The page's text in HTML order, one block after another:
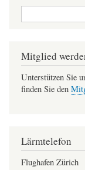
Suche
Mitglied
Unterstützen Sie
finden Sie den
Lärmtelefon
Flughafen Zürich